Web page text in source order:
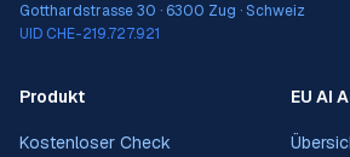
Gotthardstrasse 30 · 6300 Zug · Schweiz
UID CHE-219.727.921
Produkt
Kostenloser Check
EU AI